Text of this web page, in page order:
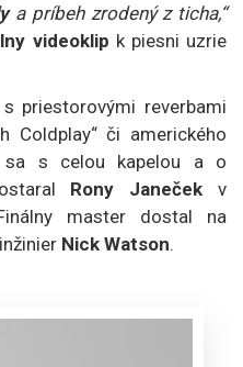
a príbeh zrodený z ticha,“
videoklip k piesni uzrie
s priestorovými reverbami
Coldplay“ či amerického
sa s celou kapelou a o
Rony Janeček v
master dostal na
Nick Watson.